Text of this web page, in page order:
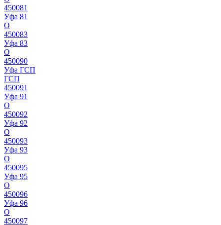
450081
Уфа 81
О
450083
Уфа 83
О
450090
Уфа ГСП
ГСП
450091
Уфа 91
О
450092
Уфа 92
О
450093
Уфа 93
О
450095
Уфа 95
О
450096
Уфа 96
О
450097